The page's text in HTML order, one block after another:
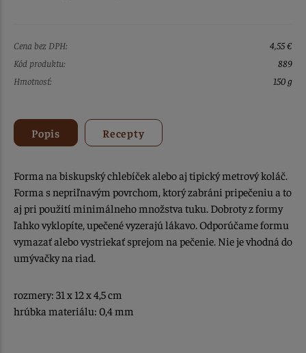
Cena bez DPH:
4,55 €
Kód produktu:
889
Hmotnosť:
150 g
Popis Recepty
Forma na biskupský chlebíček alebo aj tipický metrový koláč.
Forma s nepriľnavým povrchom, ktorý zabráni pripečeniu a to
aj pri použití minimálneho množstva tuku. Dobroty z formy
ľahko vyklopíte, upečené vyzerajú lákavo. Odporúčame formu
vymazať alebo vystriekať sprejom na pečenie. Nie je vhodná do
umývačky na riad.
rozmery: 31 x 12 x 4,5 cm
hrúbka materiálu: 0,4 mm